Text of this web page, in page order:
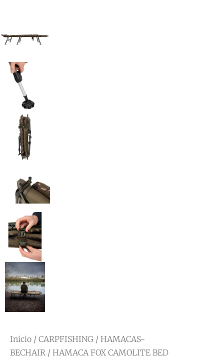
Inicio / CARPFISHING / HAMACAS-
BECHAIR / HAMACA FOX CAMOLITE BED